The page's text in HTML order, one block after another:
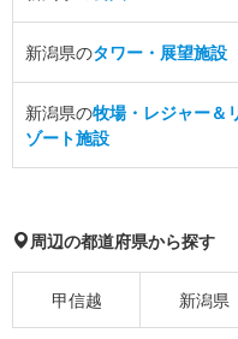
新潟県のタワー・展望施設
新潟県の牧場・レジャー＆
ゾート施設
周辺の都道府県から探す
甲信越 新潟県